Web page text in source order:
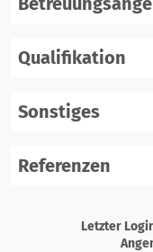
Qualifikation
Sonstiges
Referenzen
Letzter